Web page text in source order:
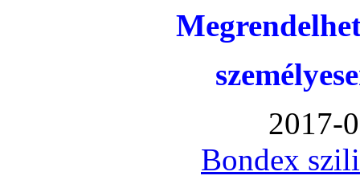
2017-
Bondex